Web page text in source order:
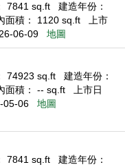
7841 sq.ft
建造年份：
面積： 1120 sq.ft
上市
06-09
地圖
74923 sq.ft
建造年份：
面積： -- sq.ft
上市日
05-06
地圖
7841 sq.ft
建造年份：